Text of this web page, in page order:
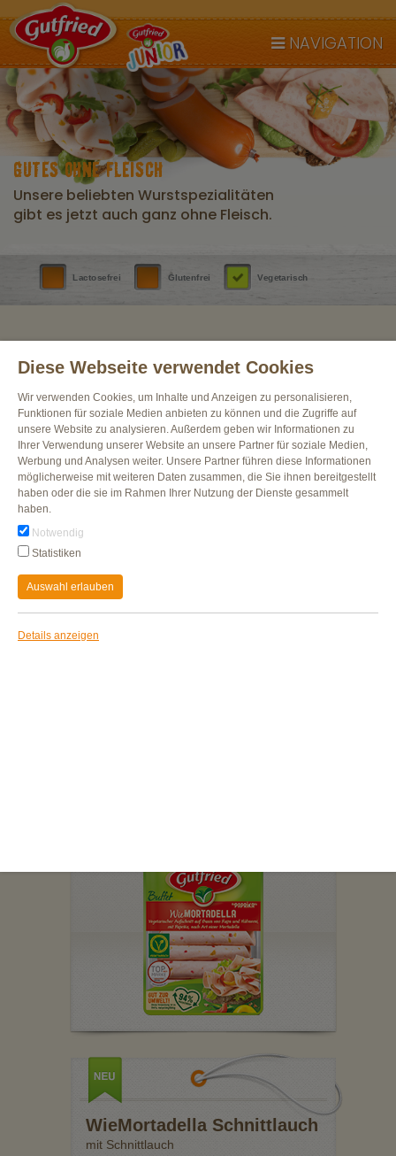
NAVIGATION
GUTES OHNE FLEISCH
Unsere beliebten Wurstspezialitäten
gibt es jetzt auch ganz ohne Fleisch.
WieMortadella Caprese
nach Art einer Mortadella
ZUM PRODUKT
WieMortadella Schnittlauch
mit Schnittlauch
Lactosefrei Glutenfrei Vegetarisch
Diese Webseite verwendet Cookies
Wir verwenden Cookies, um Inhalte und Anzeigen zu personalisieren,
Funktionen für soziale Medien anbieten zu können und die Zugriffe auf
unsere Website zu analysieren. Außerdem geben wir Informationen zu
Ihrer Verwendung unserer Website an unsere Partner für soziale Medien,
Werbung und Analysen weiter. Unsere Partner führen diese Informationen
möglicherweise mit weiteren Daten zusammen, die Sie ihnen bereitgestellt
haben oder die sie im Rahmen Ihrer Nutzung der Dienste gesammelt
haben.
Notwendig
Statistiken
Auswahl erlauben
Details anzeigen